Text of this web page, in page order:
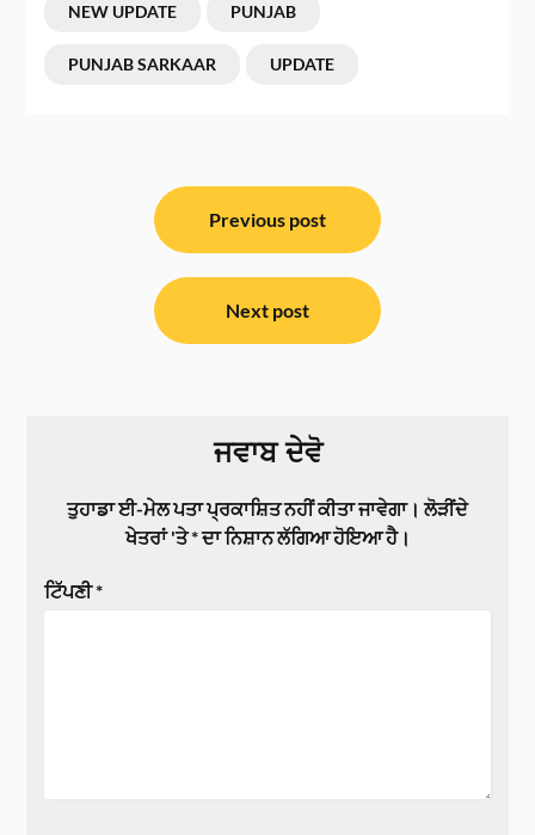
NEW UPDATE PUNJAB
PUNJAB SARKAAR UPDATE
Previous post
Next post
ਜਵਾਬ ਦੇਵੋ
ਤੁਹਾਡਾ ਈ-ਮੇਲ ਪਤਾ ਪ੍ਰਕਾਸ਼ਿਤ ਨਹੀਂ ਕੀਤਾ ਜਾਵੇਗਾ। ਲੋੜੀਂਦੇ
ਖੇਤਰਾਂ 'ਤੇ*ਦਾ ਨਿਸ਼ਾਨ ਲੱਗਿਆ ਹੋਇਆ ਹੈ।
ਟਿੱਪਣੀ*